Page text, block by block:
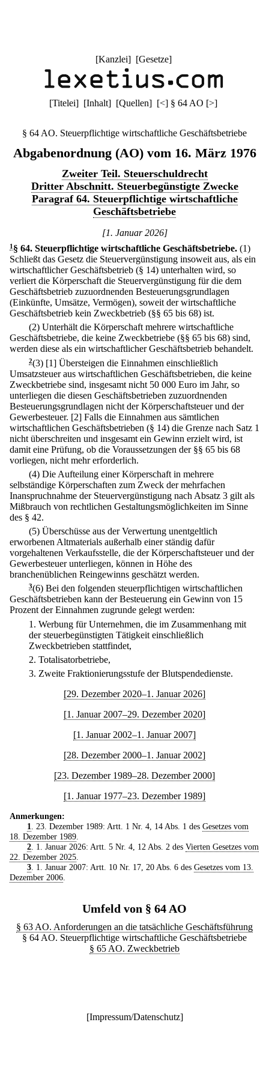
[Kanzlei] [Gesetze]
[Titelei] [Inhalt] [Quellen] [<] § 64 AO [>]
§ 64 AO. Steuerpflichtige wirtschaftliche Geschäftsbetriebe
Abgabenordnung (AO) vom 16. März 1976
Zweiter Teil. Steuerschuldrecht
Dritter Abschnitt. Steuerbegünstigte Zwecke
Paragraf 64. Steuerpflichtige wirtschaftliche
Geschäftsbetriebe
[1. Januar 2026]
1 § 64. Steuerpflichtige wirtschaftliche Geschäftsbetriebe. (1)
Schließt das Gesetz die Steuervergünstigung insoweit aus, als ein
wirtschaftlicher Geschäftsbetrieb (§ 14) unterhalten wird, so
verliert die Körperschaft die Steuervergünstigung für die dem
Geschäftsbetrieb zuzuordnenden Besteuerungsgrundlagen
(Einkünfte, Umsätze, Vermögen), soweit der wirtschaftliche
Geschäftsbetrieb kein Zweckbetrieb (§§ 65 bis 68) ist.
(2) Unterhält die Körperschaft mehrere wirtschaftliche
Geschäftsbetriebe, die keine Zweckbetriebe (§§ 65 bis 68) sind,
werden diese als ein wirtschaftlicher Geschäftsbetrieb behandelt.
2(3) [1] Übersteigen die Einnahmen einschließlich
Umsatzsteuer aus wirtschaftlichen Geschäftsbetrieben, die keine
Zweckbetriebe sind, insgesamt nicht 50 000 Euro im Jahr, so
unterliegen die diesen Geschäftsbetrieben zuzuordnenden
Besteuerungsgrundlagen nicht der Körperschaftsteuer und der
Gewerbesteuer. [2] Falls die Einnahmen aus sämtlichen
wirtschaftlichen Geschäftsbetrieben (§ 14) die Grenze nach Satz 1
nicht überschreiten und insgesamt ein Gewinn erzielt wird, ist
damit eine Prüfung, ob die Voraussetzungen der §§ 65 bis 68
vorliegen, nicht mehr erforderlich.
(4) Die Aufteilung einer Körperschaft in mehrere
selbständige Körperschaften zum Zweck der mehrfachen
Inanspruchnahme der Steuervergünstigung nach Absatz 3 gilt als
Mißbrauch von rechtlichen Gestaltungsmöglichkeiten im Sinne
des § 42.
(5) Überschüsse aus der Verwertung unentgeltlich
erworbenen Altmaterials außerhalb einer ständig dafür
vorgehaltenen Verkaufsstelle, die der Körperschaftsteuer und der
Gewerbesteuer unterliegen, können in Höhe des
branchenüblichen Reingewinns geschätzt werden.
3(6) Bei den folgenden steuerpflichtigen wirtschaftlichen
Geschäftsbetrieben kann der Besteuerung ein Gewinn von 15
Prozent der Einnahmen zugrunde gelegt werden:
1. Werbung für Unternehmen, die im Zusammenhang mit
der steuerbegünstigten Tätigkeit einschließlich
Zweckbetrieben stattfindet,
2. Totalisatorbetriebe,
3. Zweite Fraktionierungsstufe der Blutspendedienste.
[29. Dezember 2020–1. Januar 2026]
[1. Januar 2007–29. Dezember 2020]
[1. Januar 2002–1. Januar 2007]
[28. Dezember 2000–1. Januar 2002]
[23. Dezember 1989–28. Dezember 2000]
[1. Januar 1977–23. Dezember 1989]
Anmerkungen:
1
. 23. Dezember 1989: Artt. 1 Nr. 4, 14 Abs. 1 des Gesetzes vom
18. Dezember 1989
2. 1. Januar 2026: Artt. 5 Nr. 4, 12 Abs. 2 des Vierten Gesetzes vom
22. Dezember 2025
3. 1. Januar 2007: Artt. 10 Nr. 17, 20 Abs. 6 des Gesetzes vom 13.
Dezember 2006
Umfeld von § 64 AO
§ 63 AO. Anforderungen an die tatsächliche Geschäftsführung
§ 64 AO. Steuerpflichtige wirtschaftliche Geschäftsbetriebe
§ 65 AO. Zweckbetrieb
[Impressum/Datenschutz]